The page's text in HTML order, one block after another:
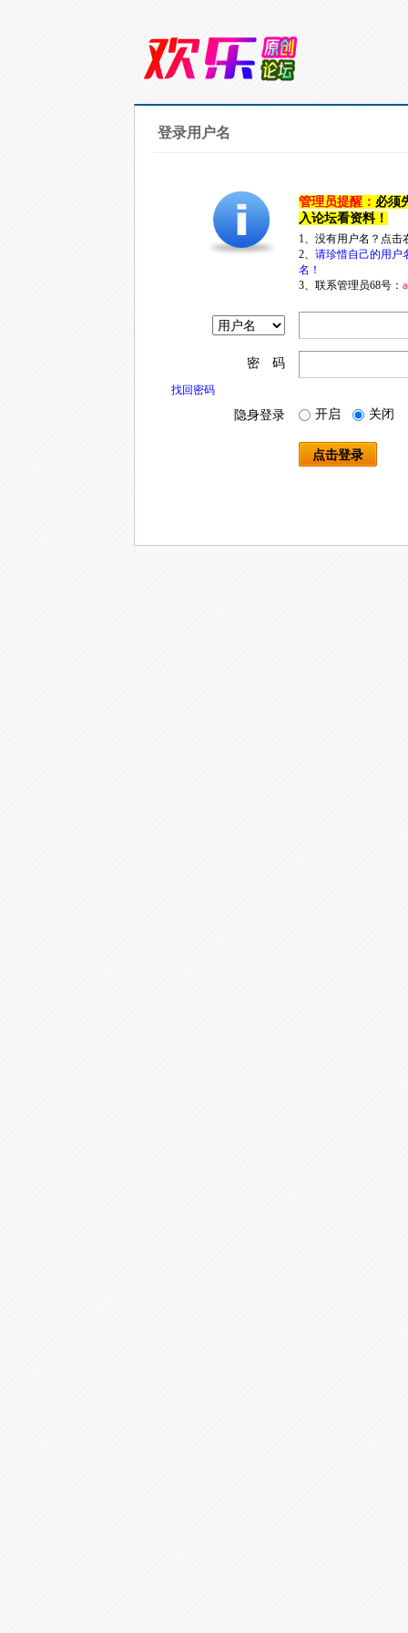
登录用户名
管理员提醒： 必须
入论坛看资料！
1、没有用户名？点
2、 请珍惜自己的用户
名！
3、联系管理员68号：
密 码
找回密码
隐身登录 开启 关闭
点击登录